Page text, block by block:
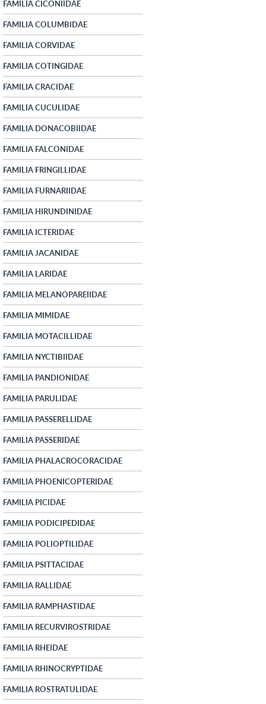
FAMILIA CICONIIDAE
FAMILIA COLUMBIDAE
FAMILIA CORVIDAE
FAMILIA COTINGIDAE
FAMILIA CRACIDAE
FAMILIA CUCULIDAE
FAMILIA DONACOBIIDAE
FAMILIA FALCONIDAE
FAMILIA FRINGILLIDAE
FAMILIA FURNARIIDAE
FAMILIA HIRUNDINIDAE
FAMILIA ICTERIDAE
FAMILIA JACANIDAE
FAMILIA LARIDAE
FAMILIA MELANOPAREIIDAE
FAMILIA MIMIDAE
FAMILIA MOTACILLIDAE
FAMILIA NYCTIBIIDAE
FAMILIA PANDIONIDAE
FAMILIA PARULIDAE
FAMILIA PASSERELLIDAE
FAMILIA PASSERIDAE
FAMILIA PHALACROCORACIDAE
FAMILIA PHOENICOPTERIDAE
FAMILIA PICIDAE
FAMILIA PODICIPEDIDAE
FAMILIA POLIOPTILIDAE
FAMILIA PSITTACIDAE
FAMILIA RALLIDAE
FAMILIA RAMPHASTIDAE
FAMILIA RECURVIROSTRIDAE
FAMILIA RHEIDAE
FAMILIA RHINOCRYPTIDAE
FAMILIA ROSTRATULIDAE